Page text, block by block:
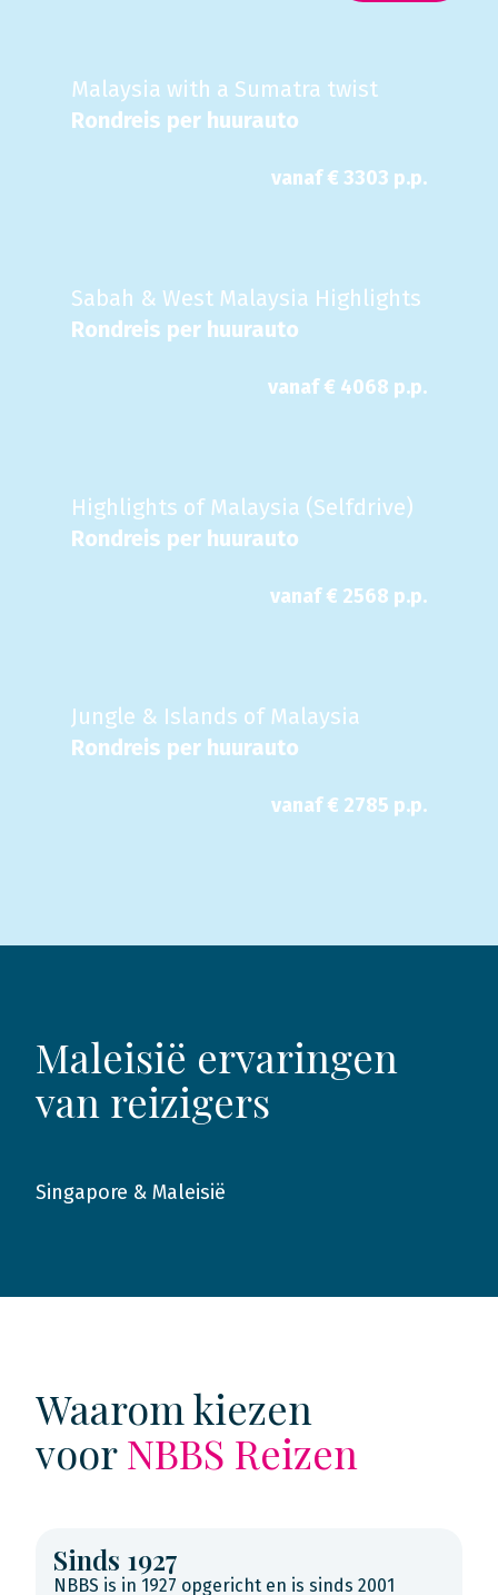
Malaysia with a Sumatra twist
Rondreis per huurauto
vanaf € 3303 p.p.
Sabah & West Malaysia Highlights
Rondreis per huurauto
vanaf € 4068 p.p.
Highlights of Malaysia (Selfdrive)
Rondreis per huurauto
vanaf € 2568 p.p.
Jungle & Islands of Malaysia
Rondreis per huurauto
vanaf € 2785 p.p.
Maleisië ervaringen
van reizigers
2017
Singapore & Maleisië
Waarom kiezen
voorNBBS Reizen
Sinds 1927
NBBS is in 1927 opgericht en is sinds 2001